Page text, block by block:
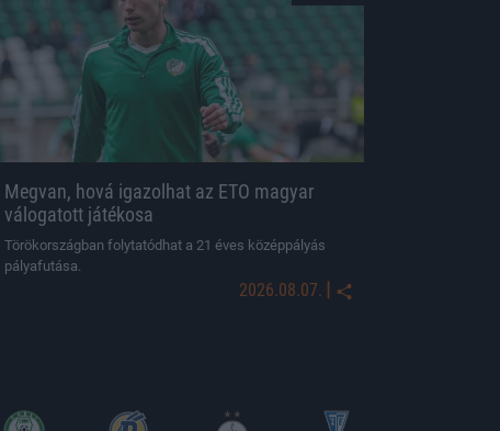
Megvan, hová igazolhat az ETO magyar
válogatott játékosa
Törökországban folytatódhat a 21 éves középpályás
pályafutása.
2026.08.07. |